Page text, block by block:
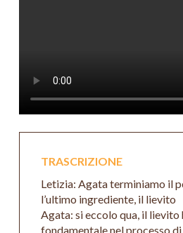
TRASCRIZIONE
Letizia: Agata terminiamo il
l’ultimo ingrediente, il lievito
Agata: si eccolo qua, il lievito
fondamentale nel processo